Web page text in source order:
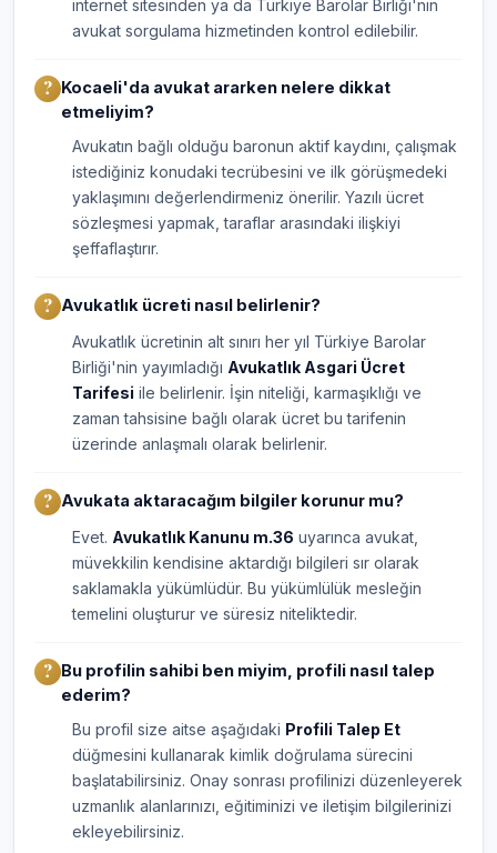
internet sitesinden ya da Türkiye Barolar Birliği'nin
avukat sorgulama hizmetinden kontrol edilebilir.
Kocaeli'da avukat ararken nelere dikkat
etmeliyim?
Avukatın bağlı olduğu baronun aktif kaydını, çalışmak
istediğiniz konudaki tecrübesini ve ilk görüşmedeki
yaklaşımını değerlendirmeniz önerilir. Yazılı ücret
sözleşmesi yapmak, taraflar arasındaki ilişkiyi
şeffaflaştırır.
Avukatlık ücreti nasıl belirlenir?
Avukatlık ücretinin alt sınırı her yıl Türkiye Barolar
Birliği'nin yayımladığı Avukatlık Asgari Ücret
Tarifesi ile belirlenir. İşin niteliği, karmaşıklığı ve
zaman tahsisine bağlı olarak ücret bu tarifenin
üzerinde anlaşmalı olarak belirlenir.
Avukata aktaracağım bilgiler korunur mu?
Evet. Avukatlık Kanunu m.36 uyarınca avukat,
müvekkilin kendisine aktardığı bilgileri sır olarak
saklamakla yükümlüdür. Bu yükümlülük mesleğin
temelini oluşturur ve süresiz niteliktedir.
Bu profilin sahibi ben miyim, profili nasıl talep
ederim?
Bu profil size aitse aşağıdaki Profili Talep Et
düğmesini kullanarak kimlik doğrulama sürecini
başlatabilirsiniz. Onay sonrası profilinizi düzenleyerek
uzmanlık alanlarınızı, eğitiminizi ve iletişim bilgilerinizi
ekleyebilirsiniz.